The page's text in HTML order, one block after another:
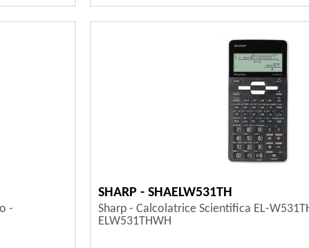
-
SHARP - SHAELW531TH
Sharp - Calcolatrice Scientifica EL-
ELW531THWH